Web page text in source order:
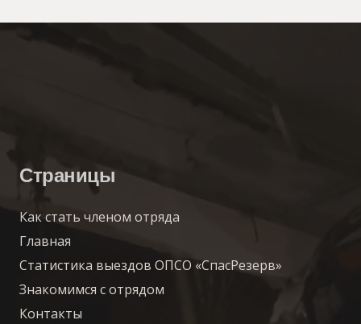
Страницы
Как стать членом отряда
Главная
Статистика выездов ОПСО «СпасРезерв»
Знакомимся с отрядом
Контакты